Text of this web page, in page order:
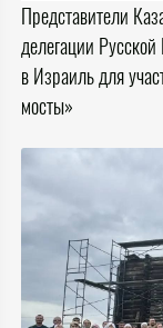
Представители
делегации
в Израиль для
мосты»